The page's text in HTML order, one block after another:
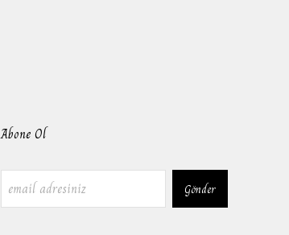
Abone Ol
Gönder